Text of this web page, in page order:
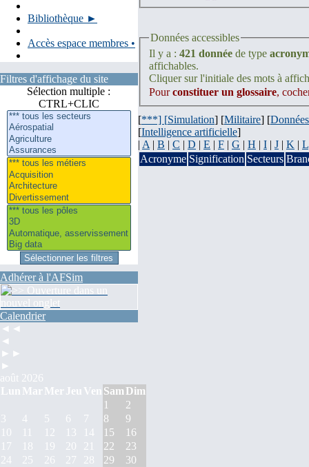
Bibliothèque ►
Accès espace membres •
Filtres d'affichage du site
Sélection multiple :
CTRL+CLIC
Adhérer à l'AFSim
Calendrier
◄◄
◄
►►
►
août 2026
Lun Mar Mer Jeu Ven Sam Dim
1
2
3
4 5 6 7 8
9
10
11 12 13 14 15
16
17
18 19 20 21 22
23
24
25 26 27 28 29
30
Données accessibles
Il y a : 421 donnée de type
affichables.
Cliquer sur l'initiale des mots à
Pourconstituer un glossaire,
[***] [Simulation] [Militaire] [Données
[Intelligence artificielle]
| A | B | C | D | E | F | G | H | I | J | K | L
Acronyme Signification Secteurs